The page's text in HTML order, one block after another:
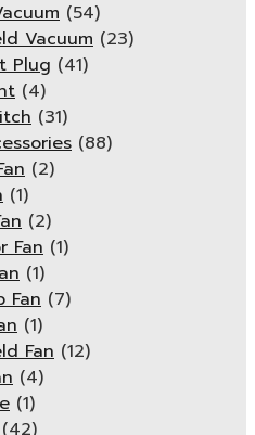
(54)
Vacuum (23)
Plug (41)
(4)
(31)
(88)
(2)
(1)
(2)
Fan (1)
(1)
Fan (7)
(1)
Fan (12)
(4)
(1)
(42)